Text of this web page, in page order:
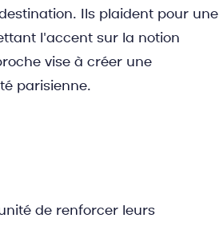
Ils plaident pour une
l'accent sur la notion
vise à créer une
parisienne.
de renforcer leurs